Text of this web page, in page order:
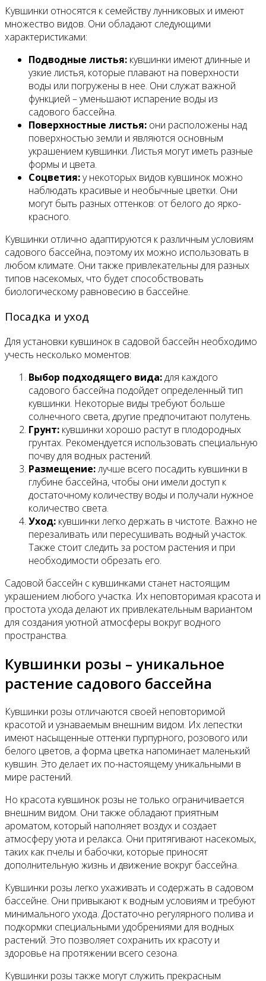
Кувшинки относятся к семейству лунниковых и имеют
множество видов. Они обладают следующими
характеристиками:
Подводные листья: кувшинки имеют длинные и
узкие листья, которые плавают на поверхности
воды или погружены в нее. Они служат важной
функцией – уменьшают испарение воды из
садового бассейна.
Поверхностные листья: они расположены над
поверхностью земли и являются основным
украшением кувшинки. Листья могут иметь разные
формы и цвета.
Соцветия:у некоторых видов кувшинок можно
наблюдать красивые и необычные цветки. Они
могут быть разных оттенков: от белого до ярко-
красного.
Кувшинки отлично адаптируются к различным условиям
садового бассейна, поэтому их можно использовать в
любом климате. Они также привлекательны для разных
типов насекомых, что будет способствовать
биологическому равновесию в бассейне.
Посадка и уход
Для установки кувшинок в садовой бассейн необходимо
учесть несколько моментов:
Выбор подходящего вида:для каждого
садового бассейна подойдет определенный тип
кувшинки. Некоторые виды требуют больше
солнечного света, другие предпочитают полутень.
Грунт: кувшинки хорошо растут в плодородных
грунтах. Рекомендуется использовать специальную
почву для водных растений.
Размещение:лучше всего посадить кувшинки в
глубине бассейна, чтобы они имели доступ к
достаточному количеству воды и получали нужное
количество света.
Уход: кувшинки легко держать в чистоте. Важно не
перезаливать или пересушивать водный участок.
Также стоит следить за ростом растения и при
необходимости обрезать его.
Садовой бассейн с кувшинками станет настоящим
украшением любого участка. Их неповторимая красота и
простота ухода делают их привлекательным вариантом
для создания уютной атмосферы вокруг водного
пространства.
Кувшинки розы – уникальное
растение садового бассейна
Кувшинки розы отличаются своей неповторимой
красотой и узнаваемым внешним видом. Их лепестки
имеют насыщенные оттенки пурпурного, розового или
белого цветов, а форма цветка напоминает маленький
кувшин. Это делает их по-настоящему уникальными в
мире растений.
Но красота кувшинок розы не только ограничивается
внешним видом. Они также обладают приятным
ароматом, который наполняет воздух и создает
атмосферу уюта и релакса. Они притягивают насекомых,
таких как пчелы и бабочки, которые приносят
дополнительную жизнь и движение вокруг бассейна.
Кувшинки розы легко ухаживать и содержать в садовом
бассейне. Они привыкают к водным условиям и требуют
минимального ухода. Достаточно регулярного полива и
подкормки специальными удобрениями для водных
растений. Это позволяет сохранить их красоту и
здоровье на протяжении всего сезона.
Кувшинки розы также могут служить прекрасным